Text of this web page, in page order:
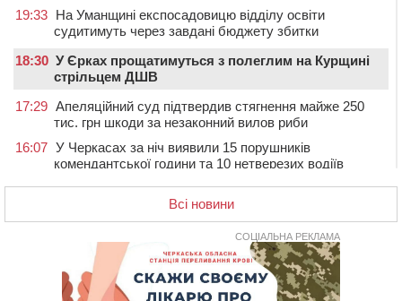
19:33 На Уманщині експосадовицю відділу освіти
судитимуть через завдані бюджету збитки
18:30 У Єрках прощатимуться з полеглим на Курщині
стрільцем ДШВ
17:29 Апеляційний суд підтвердив стягнення майже 250
тис. грн шкоди за незаконний вилов риби
16:07 У Черкасах за ніч виявили 15 порушників
комендантської години та 10 нетверезих водіїв
15:12 На Золотоніщині водійка збила пішохода, який
На Черкащині прокуратура через суд вимагає взяти
під охорону 188-річну церкву
У Смілі біля магазину під колесами вантажівки
загинула жінка
Всі новини
СОЦІАЛЬНА РЕКЛАМА